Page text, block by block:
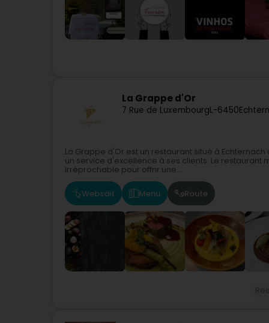
La Grappe d'Or
7 Rue de LuxembourgL-6450
La Grappe d'Or est un restaurant situé à
un service d'excellence à ses clients. Le
irréprochable pour offrir une...
Websäit Menu Route